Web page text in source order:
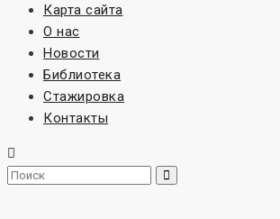
Карта сайта
О нас
Новости
Библиотека
Стажировка
Контакты